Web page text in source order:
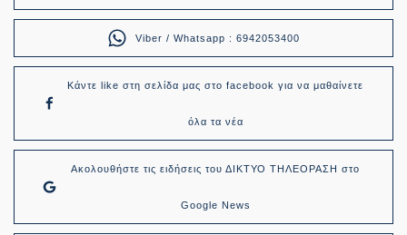
Viber / Whatsapp : 6942053400
Κάντε like στη σελίδα μας στο facebook για να μαθαίνετε
όλα τα νέα
Ακολουθήστε τις ειδήσεις του ΔΙΚΤΥΟ ΤΗΛΕΟΡΑΣΗ στο
Google News